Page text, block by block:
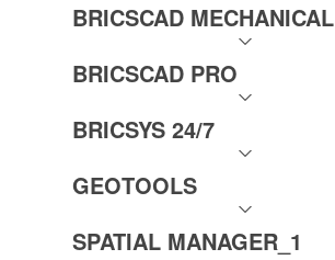
BRICSCAD MECHANICAL
BRICSCAD PRO
BRICSYS 24/7
GEOTOOLS
SPATIAL MANAGER_1